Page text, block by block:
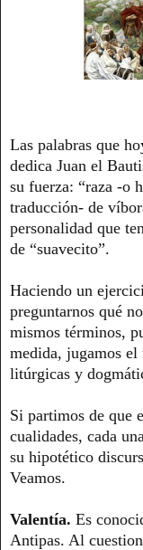
Las palabras que
dedica Juan el
su fuerza: “raza -o
traducción- de
personalidad que
de “suavecito”.
Haciendo un
preguntarnos qué
mismos términos,
medida, jugamos el
litúrgicas y
Si partimos de que
cualidades, cada
su hipotético
Veamos.
Valentía. Es
Antipas. Al